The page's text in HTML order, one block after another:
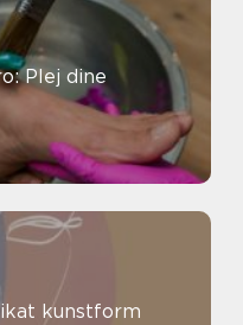
Plej dine
kunstform